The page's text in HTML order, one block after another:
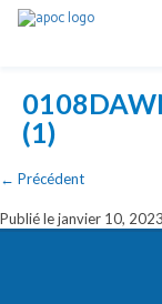
(1)
← Précédent
Publié lejanvier 10, 2023